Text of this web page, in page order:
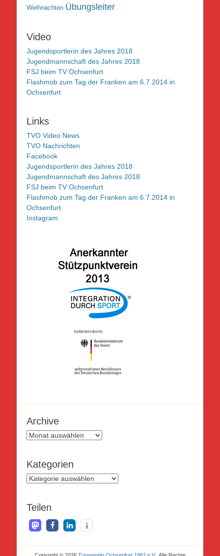
Weihnachten Übungsleiter
Video
Jugendsportlerin des Jahres 2018
Jugendmannschaft des Jahres 2018
FSJ beim TV Ochsenfurt
Flashmob zum Tag der Franken am 6.7.2014 in
Ochsenfurt
Links
TVO Video News
TVO Nachrichten
Facebook
Jugendsportlerin des Jahres 2018
Jugendmannschaft des Jahres 2018
FSJ beim TV Ochsenfurt
Flashmob zum Tag der Franken am 6.7.2014 in
Ochsenfurt
Instagram
Archive
Archive
Kategorien
Kategorien
Teilen